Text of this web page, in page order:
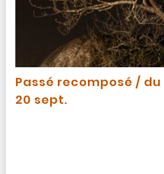
Passé recomposé / du
20 sept.